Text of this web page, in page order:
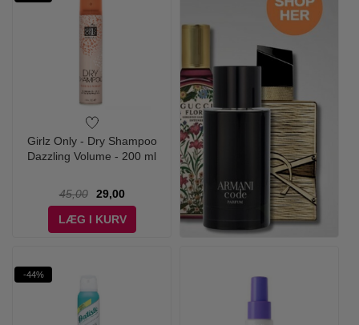
Girlz Only - Dry Shampoo
Dazzling Volume - 200 ml
45,00
29,00
LÆG I KURV
-44%